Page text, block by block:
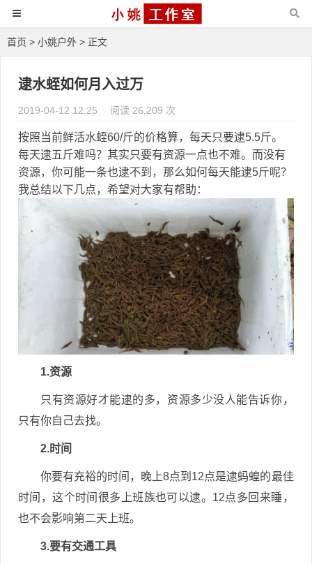
首页 > 小姚户外 > 正文
逮水蛭如何月入过万
2019-04-12 12:25 阅读 26,209 次
按照当前鲜活水蛭60/斤的价格算，每天只要逮5.5斤。
每天逮五斤难吗？其实只要有资源一点也不难。而没有
资源，你可能一条也逮不到，那么如何每天能逮5斤呢？
我总结以下几点，希望对大家有帮助：
1.资源
只有资源好才能逮的多，资源多少没人能告诉你，
只有你自己去找。
2.时间
你要有充裕的时间，晚上8点到12点是逮蚂蝗的最佳
时间，这个时间很多上班族也可以逮。12点多回来睡，
也不会影响第二天上班。
3.要有交通工具